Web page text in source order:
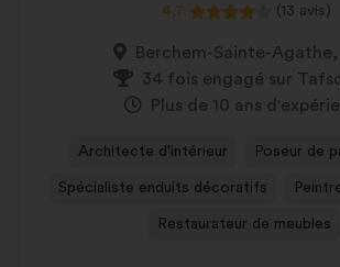
4,7 (13 avis)
Berchem-Sainte-Agathe,
34 fois engagé sur
Plus de 10 ans
Architecte d'intérieur Poseur de
Spécialiste enduits décoratifs
Restaurateur de meubles